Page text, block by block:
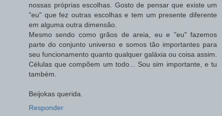
nossas próprias escolhas. Gosto de pensar que existe um
"eu" que fez outras escolhas e tem um presente diferente
em alguma outra dimensão.
Mesmo sendo como grãos de areia, eu e "eu" fazemos
parte do conjunto universo e somos tão importantes para
seu funcionamento quanto qualquer galáxia ou coisa assim.
Células que compõem um todo... Sou sim importante, e tu
também.
Beijokas querida.
Responder